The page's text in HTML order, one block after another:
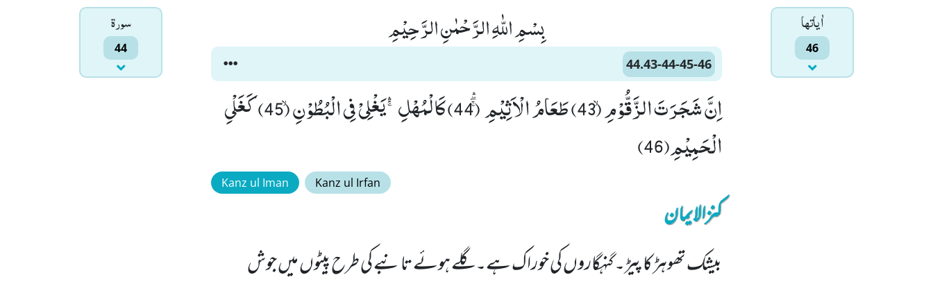
سورۃ
44
اٰياتها
46
بِسْمِ اللّٰهِ الرَّحْمٰنِ الرَّحِیْمِ
44.43-44-45-46
اِنَّ شَجَرَتَ الزَّقُّوْمِۙ (43) طَعَامُ الْاَثِیْمِ ﳝ (44) كَالْمُهْلِۚۛ-یَغْلِیْ فِی الْبُطُوْنِۙ (45) كَغَلْیِ
الْحَمِیْمِ(46)
Kanz ul Iman Kanz ul Irfan
کنزالایمان
بیشک تھوہڑ کا پیڑ۔ گنہگاروں کی خوراک ہے۔ گلے ہوئے تانبے کی طرح پیٹوں میں جوش